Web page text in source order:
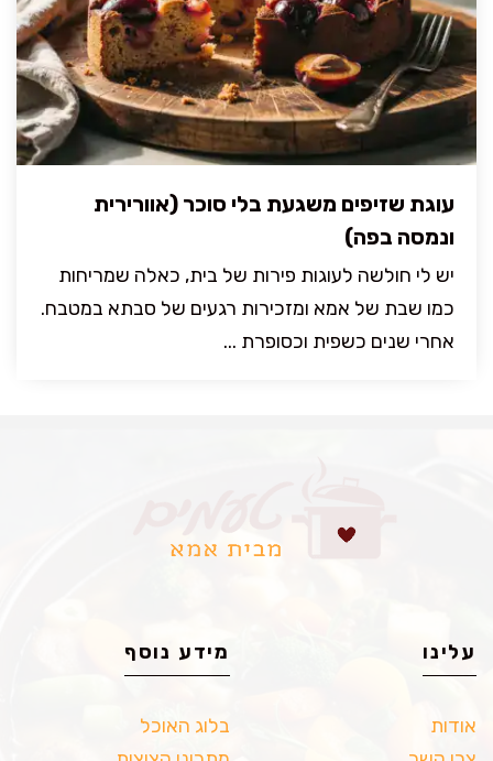
עוגת שזיפים משגעת בלי סוכר (אוורירית
ונמסה בפה)
יש לי חולשה לעוגות פירות של בית, כאלה שמריחות
כמו שבת של אמא ומזכירות רגעים של סבתא במטבח.
אחרי שנים כשפית וכסופרת ...
עלינו
אודות
מידע נוסף
בלוג האוכל